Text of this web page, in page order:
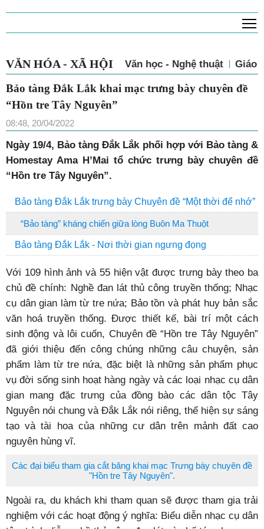
VĂN HÓA - XÃ HỘI Văn học - Nghệ thuật Giáo
Bảo tàng Đắk Lắk khai mạc trưng bày chuyên đề
“Hồn tre Tây Nguyên”
08:48, 20/04/2022
Ngày 19/4, Bảo tàng Đắk Lắk phối hợp với Bảo tàng &
Homestay Ama H’Mai tổ chức trưng bày chuyên đề
“Hồn tre Tây Nguyên”.
Bảo tàng Đắk Lắk trưng bày Chuyên đề “Một thời để nhớ”
“Bảo tàng” kháng chiến giữa lòng Buôn Ma Thuột
Bảo tàng Đắk Lắk - Nơi thời gian ngưng đọng
Với 109 hình ảnh và 55 hiện vật được trưng bày theo ba
chủ đề chính: Nghề đan lát thủ công truyền thống; Nhạc
cụ dân gian làm từ tre nứa; Bảo tồn và phát huy bản sắc
văn hoá truyền thống. Được thiết kế, bài trí một cách
sinh động và lôi cuốn, Chuyên đề “Hồn tre Tây Nguyên”
đã giới thiệu đến công chúng những câu chuyện, sản
phẩm làm từ tre nứa, đặc biệt là những sản phẩm phục
vụ đời sống sinh hoạt hàng ngày và các loại nhạc cụ dân
gian mang đặc trưng của đồng bào các dân tộc Tây
Nguyên nói chung và Đắk Lắk nói riêng, thể hiện sự sáng
tạo và tài hoa của những cư dân trên mảnh đất cao
nguyên hùng vĩ.
Các đại biểu tham gia cắt băng khai mạc Trưng bày chuyên đề
"Hồn tre Tây Nguyên".
Ngoài ra, du khách khi tham quan sẽ được tham gia trải
nghiệm với các hoạt động ý nghĩa: Biểu diễn nhạc cụ dân